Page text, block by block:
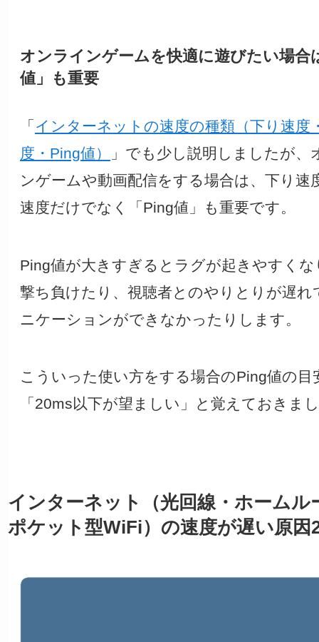
オンラインゲームを快適に遊びたい場合
値」も重要
「 インターネットの速度の種類（下り速度
度・Ping値）
」でも少し説明しましたが、
ンゲームや動画配信をする場合は、下り速
速度だけでなく「Ping値」も重要です。
Ping値が大きすぎるとラグが起きやすくな
撃ち負けたり、視聴者とのやりとりが遅れ
ニケーションができなかったりします。
こういった使い方をする場合のPing値の目
「20ms以下が望ましい」と覚えておきま
インターネット（光回線・ホームル
ポケット型WiFi）の速度が遅い原因